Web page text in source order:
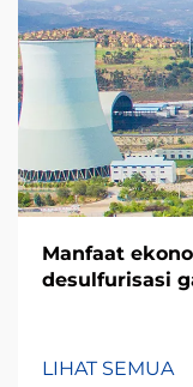
Manfaat
desulfurisasi
LIHAT SEMUA